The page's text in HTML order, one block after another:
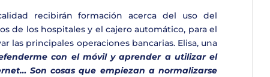
recibirán formación acerca del uso del
de los hospitales y el cajero automático, para el
las principales operaciones bancarias. Elisa, una
con el móvil y aprender a utilizar el
Son cosas que empiezan a normalizarse